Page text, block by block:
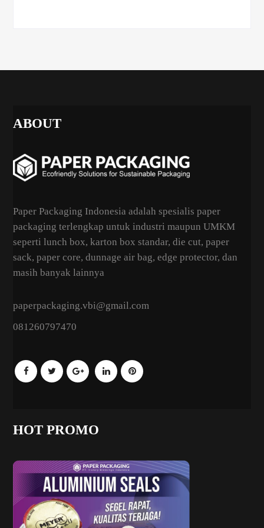
ABOUT
Paper Packaging Indonesia adalah spesialis paper
packaging terlengkap untuk industri maupun UMKM
seperti lunch box, karton box standar, die cut, paper
sack, paper core, dunnage air bag, edge protector, dan
masih banyak lainnya
paperpackaging.vbi@gmail.com
081260797470
HOT PROMO